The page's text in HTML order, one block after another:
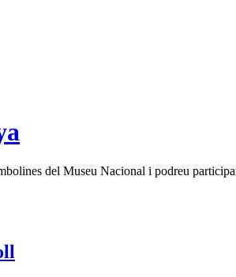
del Museu Nacional i podreu